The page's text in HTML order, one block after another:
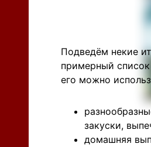
Подведём некие
примерный
его можно
закуски,
домашняя